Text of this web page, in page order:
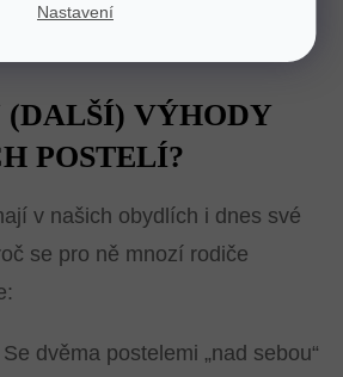
Nastavení
(DALŠÍ) VÝHODY
POSTELÍ?
v našich obydlích i dnes své
se pro ně mnozí rodiče
Se dvěma postelemi „nad sebou“